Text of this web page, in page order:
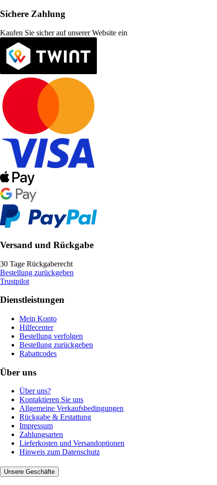
Sichere Zahlung
Kaufen Sie sicher auf unserer Website ein
Versand und Rückgabe
30 Tage Rückgaberecht
Bestellung zurückgeben
Trustpilot
Dienstleistungen
Mein Konto
Hilfecenter
Bestellung verfolgen
Bestellung zurückgeben
Rabattcodes
Über uns
Über uns?
Kontaktieren Sie uns
Allgemeine Verkaufsbedingungen
Rückgabe & Erstattung
Impressum
Zahlungsarten
Lieferkosten und Versandoptionen
Hinweis zum Datenschutz
Unsere Geschäfte